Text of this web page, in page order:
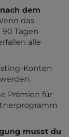
dem
das
Tagen
alle
Konten
Prämien für
musst du